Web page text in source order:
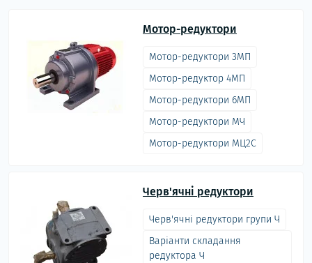
Мотор-редуктори
Мотор-редуктори 3МП
Мотор-редуктор 4МП
Мотор-редуктори 6МП
Мотор-редуктори МЧ
Мотор-редуктори МЦ2С
Черв'ячні редуктори
Черв'ячні редуктори групи Ч
Варіанти складання
редуктора Ч